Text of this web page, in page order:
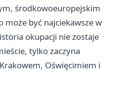
środkowoeuropejskim
może być najciekawsze w
okupacji nie zostaje
tylko zaczyna
Oświęcimiem i